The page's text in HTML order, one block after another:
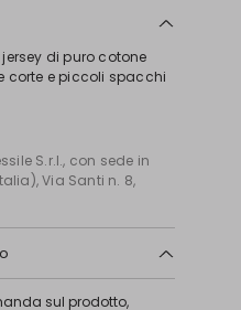
di puro cotone
corte e piccoli spacchi
S.r.l., con sede in
Via Santi n. 8,
sul prodotto,